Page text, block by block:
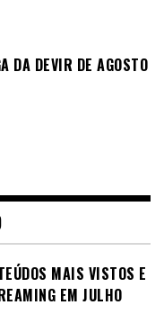
DA DEVIR DE AGOSTO
MAIS VISTOS E
EM JULHO